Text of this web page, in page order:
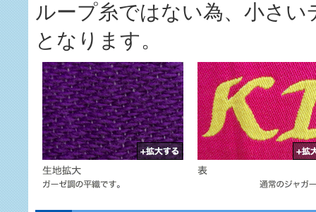
ループ糸ではない為、小さ
となります。